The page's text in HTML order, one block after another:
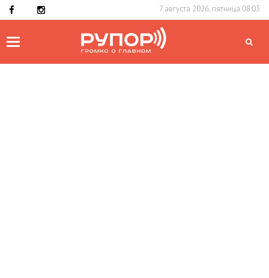
7 августа 2026, пятница 08:03
Toggle